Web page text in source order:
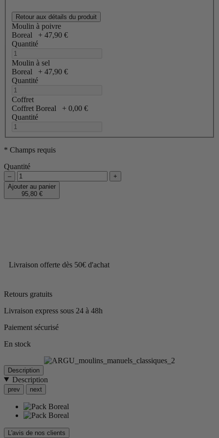
Retour aux détails du produit
Moulin à poivre
Boreal
+ 47,90 €
Quantité
Moulin à sel
Boreal
+ 47,90 €
Quantité
Coffret
Coffret Boreal
+ 0,00 €
Quantité
* Champs requis
Quantité
–
+
Ajouter au panier
95,80 €
Livraison offerte dès 50€ d'achat
Retours gratuits
Livraison express sous 24 à 48h
Paiement sécurisé
En stock
Description
Description
prev next
L'avis de nos clients